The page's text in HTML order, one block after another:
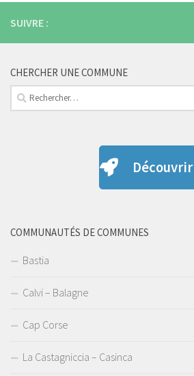
SUIVRE :
CHERCHER UNE COMMUNE
Rechercher :
Découvrir
COMMUNAUTÉS DE COMMUNES
Bastia
Calvi – Balagne
Cap Corse
La Castagniccia – Casinca